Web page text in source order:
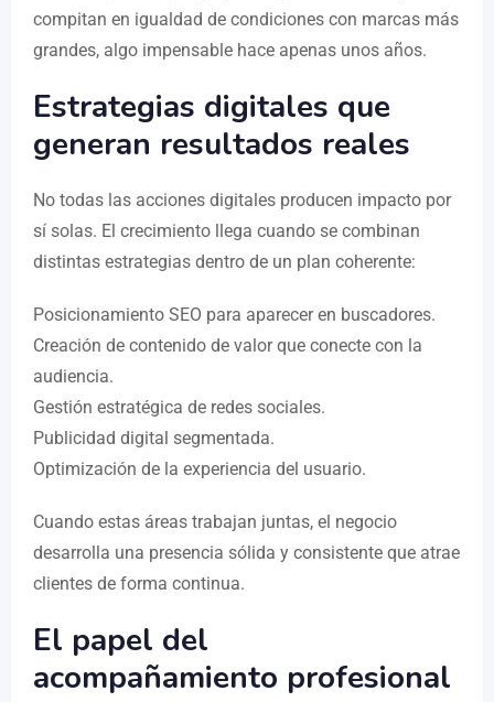
compitan en igualdad de condiciones con marcas más
grandes, algo impensable hace apenas unos años.
Estrategias digitales que
generan resultados reales
No todas las acciones digitales producen impacto por
sí solas. El crecimiento llega cuando se combinan
distintas estrategias dentro de un plan coherente:
Posicionamiento SEO para aparecer en buscadores.
Creación de contenido de valor que conecte con la
audiencia.
Gestión estratégica de redes sociales.
Publicidad digital segmentada.
Optimización de la experiencia del usuario.
Cuando estas áreas trabajan juntas, el negocio
desarrolla una presencia sólida y consistente que atrae
clientes de forma continua.
El papel del
acompañamiento profesional